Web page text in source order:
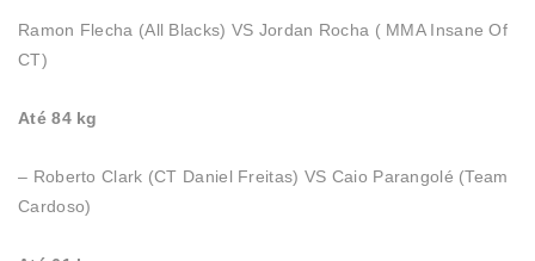
Ramon Flecha (All Blacks) VS Jordan Rocha ( MMA Insane Of
CT)
Até 84 kg
– Roberto Clark (CT Daniel Freitas) VS Caio Parangolé (Team
Cardoso)